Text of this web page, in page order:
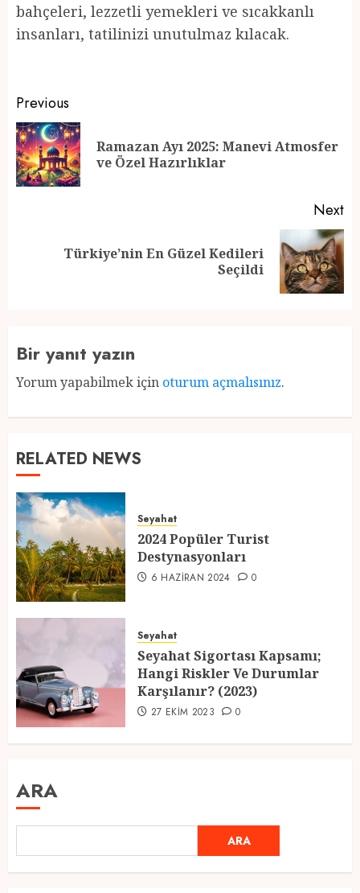
bahçeleri, lezzetli yemekleri ve sıcakkanlı
insanları, tatilinizi unutulmaz kılacak.
Post
navigation
Previous
Ramazan Ayı 2025: Manevi Atmosfer
ve Özel Hazırlıklar
Next
Türkiye’nin En Güzel Kedileri
Seçildi
Bir yanıt yazın
Yorum yapabilmek için oturum açmalısınız.
RELATED NEWS
Seyahat
2024 Popüler Turist
Destynasyonları
6 HAZIRAN 2024 0
Seyahat
Seyahat Sigortası Kapsamı;
Hangi Riskler Ve Durumlar
Karşılanır? (2023)
27 EKIM 2023 0
ARA
ARA